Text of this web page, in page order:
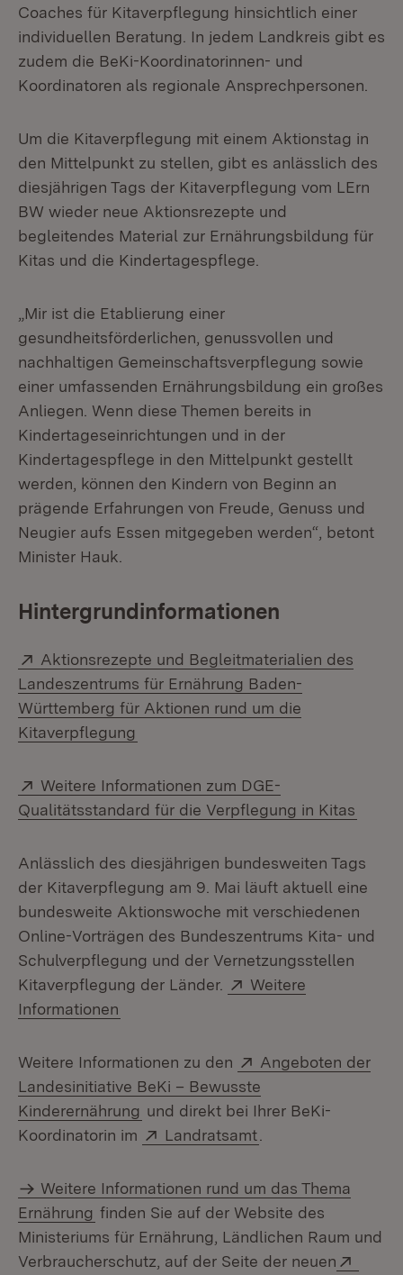
Coaches für Kitaverpflegung hinsichtlich einer
individuellen Beratung. In jedem Landkreis gibt es
zudem die BeKi-Koordinatorinnen- und
Koordinatoren als regionale Ansprechpersonen.
Um die Kitaverpflegung mit einem Aktionstag in
den Mittelpunkt zu stellen, gibt es anlässlich des
diesjährigen Tags der Kitaverpflegung vom LErn
BW wieder neue Aktionsrezepte und
begleitendes Material zur Ernährungsbildung für
Kitas und die Kindertagespflege.
„Mir ist die Etablierung einer
gesundheitsförderlichen, genussvollen und
nachhaltigen Gemeinschaftsverpflegung sowie
einer umfassenden Ernährungsbildung ein großes
Anliegen. Wenn diese Themen bereits in
Kindertageseinrichtungen und in der
Kindertagespflege in den Mittelpunkt gestellt
werden, können den Kindern von Beginn an
prägende Erfahrungen von Freude, Genuss und
Neugier aufs Essen mitgegeben werden“, betont
Minister Hauk.
Hintergrundinformationen
Extern:
Aktionsrezepte und Begleitmaterialien des
Landeszentrums für Ernährung Baden-
Württemberg für Aktionen rund um die
Kitaverpflegung
Extern:
Weitere Informationen zum DGE-
Qualitätsstandard für die Verpflegung in Kitas
Anlässlich des diesjährigen bundesweiten Tags
der Kitaverpflegung am 9. Mai läuft aktuell eine
bundesweite Aktionswoche mit verschiedenen
Online-Vorträgen des Bundeszentrums Kita- und
Schulverpflegung und der Vernetzungsstellen
Kitaverpflegung der Länder.
Extern:
Weitere
Informationen
Weitere Informationen zu den Extern:
Angeboten der
Landesinitiative BeKi – Bewusste
Kinderernährung (Öffnet in neuem Fenster)
und direkt bei Ihrer BeKi-
Koordinatorin im
Extern:
Landratsamt
Weitere Informationen rund um das Thema
Ernährung finden Sie auf der Website des
Ministeriums für Ernährung, Ländlichen Raum und
Verbraucherschutz, auf der Seite der neuen